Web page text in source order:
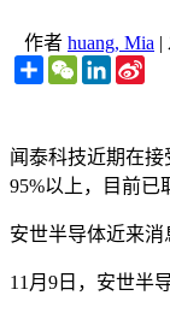
作者 huang, Mia |
ShareWeChatLinkedIn
闻泰科技近期在
95%以上，目前已
安世半导体近来消
11月9日，安世半